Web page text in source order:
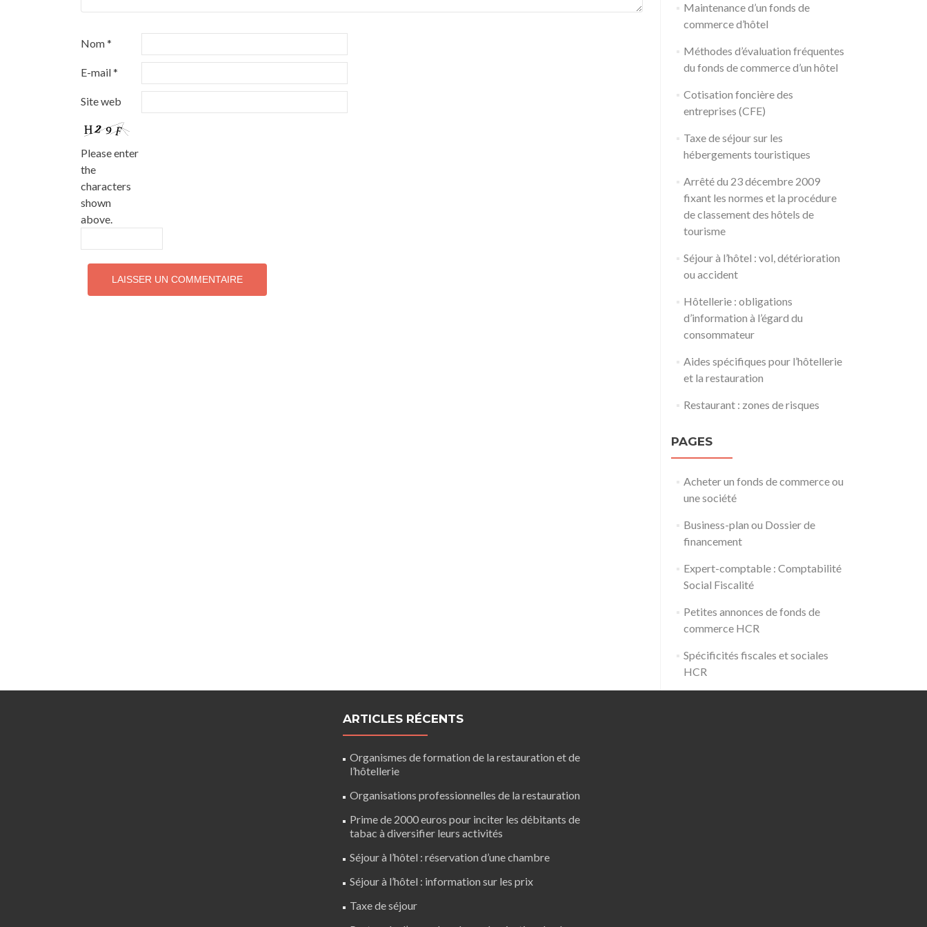
Nom*
E-mail*
Site web
Please enter
the
characters
shown
above.
Maintenance d’un fonds de
commerce d’hôtel
Méthodes d’évaluation fréquentes
du fonds de commerce d’un hôtel
Cotisation foncière des
entreprises (CFE)
Taxe de séjour sur les
hébergements touristiques
Arrêté du 23 décembre 2009
fixant les normes et la procédure
de classement des hôtels de
tourisme
Séjour à l’hôtel : vol, détérioration
ou accident
Hôtellerie : obligations
d’information à l’égard du
consommateur
Aides spécifiques pour l’hôtellerie
et la restauration
Restaurant : zones de risques
PAGES
Acheter un fonds de commerce ou
une société
Business-plan ou Dossier de
financement
Expert-comptable : Comptabilité
Social Fiscalité
Petites annonces de fonds de
commerce HCR
Spécificités fiscales et sociales
HCR
ARTICLES RÉCENTS
Organismes de formation de la restauration et de
l’hôtellerie
Organisations professionnelles de la restauration
Prime de 2000 euros pour inciter les débitants de
tabac à diversifier leurs activités
Séjour à l’hôtel : réservation d’une chambre
Séjour à l’hôtel : information sur les prix
Taxe de séjour